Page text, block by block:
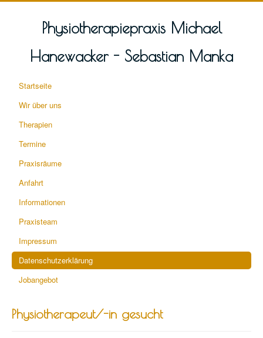
Physiotherapiepraxis Michael
Hanewacker - Sebastian Manka
Startseite
Wir über uns
Therapien
Termine
Praxisräume
Anfahrt
Informationen
Praxisteam
Impressum
Datenschutzerklärung
Jobangebot
Physiotherapeut/-in gesucht